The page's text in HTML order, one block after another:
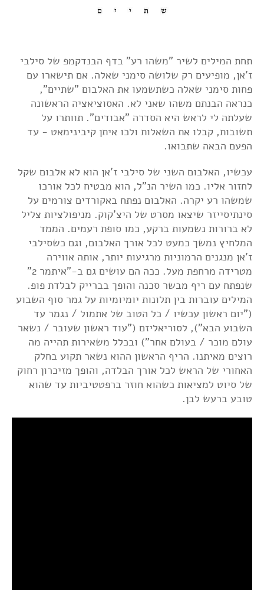
תחת המילים לשיר "משהו רע" בדף הבנדקמפ של סילבי
ז'אן, מופיעים רק שלושה סימני שאלה. אם תישארו עם
פחות סימני שאלה כשתשמעו את האלבום "שתיים",
כנראה הבנתם משהו שאני לא. האסוציאציה הראשונה
שעלתה לי לראש היא הסדרה "אבודים". תוותרו על
תשובות, קבלו את השאלות ולכו איתן קיבינימאט - עד
הפעם הבאה שתבואו.
עכשיו, האלבום השני של סילבי ז'אן הוא לא אלבום שקל
לחזור אליו. כמו השיר הנ"ל, הוא מבטיח לכל אורכו
שמשהו רע יקרה. האלבום נפתח באקורדים צורמים על
סינתיסייזר שיצאו מסרט של היצ'קוק. מניפולציות צליל
לא ברורות נשמעות ברקע, כמו סופת רעמים. הממד
המלחיץ נמשך כמעט לכל אורך האלבום, וגם כשסילבי
ז'אן מנגנים הרמוניות מרגיעות יותר, אותה אווירה
מטרידה מרחפת מעל. ככה הם עושים גם ב-"איתמר 2"
שנפתח עם ריף מבשר סכנה והופך בברייק לבלדת פופ.
המילים עוברות בין תלונות יומיומיות על גמר סוף השבוע
("יום ראשון עכשיו / כל הטוב של אתמול / נגמר עד
השבוע הבא"), לסוריאליזם ("עוד ראשון שעובר / נשאר
עולם מוכר / בעולם אחר") ובכלל משאירות תהייה מה
רוצים מאיתנו. הריף הראשון ההוא נשאר תקוע בחלק
האחורי של הראש לכל אורך הבלדה, והופך מזיכרון רחוק
של סיוט למציאות כשהוא חוזר ברפטטיביות עד שהוא
טובע ברעש לבן.